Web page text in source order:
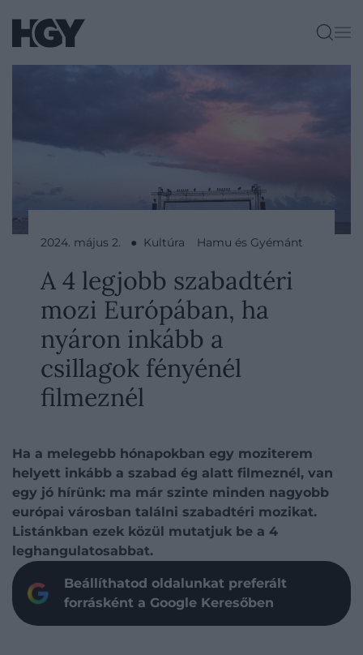
2024. május 2. ● Kultúra Hamu és Gyémánt
A 4 legjobb szabadtéri
mozi Európában, ha
nyáron inkább a
csillagok fényénél
filmeznél
Ha a melegebb hónapokban egy moziterem
helyett inkább a szabad ég alatt filmeznél, van
egy jó hírünk: ma már szinte minden nagyobb
európai városban találni szabadtéri mozikat.
Listánkban ezek közül mutatjuk be a 4
leghangulatosabbat.
Beállíthatod oldalunkat preferált
forrásként a Google Keresőben